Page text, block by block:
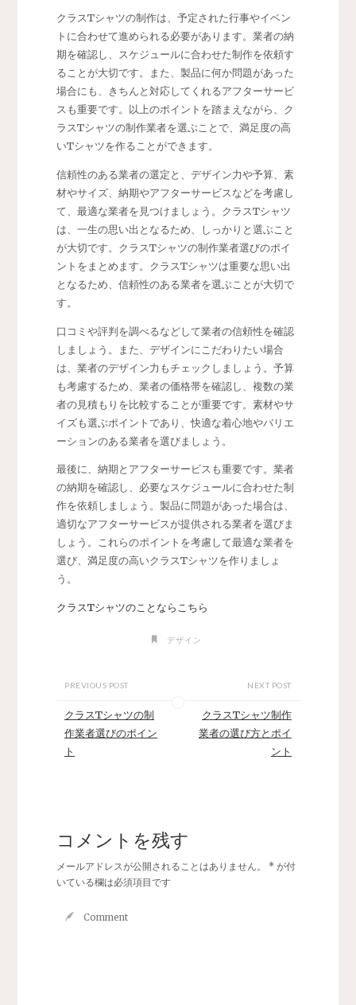
クラスTシャツの制作は、予定された行事やイベン
トに合わせて進められる必要があります。業者の納
期を確認し、スケジュールに合わせた制作を依頼す
ることが大切です。また、製品に何か問題があった
場合にも、きちんと対応してくれるアフターサービ
スも重要です。以上のポイントを踏まえながら、ク
ラスTシャツの制作業者を選ぶことで、満足度の高
いTシャツを作ることができます。
信頼性のある業者の選定と、デザイン力や予算、素
材やサイズ、納期やアフターサービスなどを考慮し
て、最適な業者を見つけましょう。クラスTシャツ
は、一生の思い出となるため、しっかりと選ぶこと
が大切です。クラスTシャツの制作業者選びのポイ
ントをまとめます。クラスTシャツは重要な思い出
となるため、信頼性のある業者を選ぶことが大切で
す。
口コミや評判を調べるなどして業者の信頼性を確認
しましょう。また、デザインにこだわりたい場合
は、業者のデザイン力もチェックしましょう。予算
も考慮するため、業者の価格帯を確認し、複数の業
者の見積もりを比較することが重要です。素材やサ
イズも選ぶポイントであり、快適な着心地やバリエ
ーションのある業者を選びましょう。
最後に、納期とアフターサービスも重要です。業者
の納期を確認し、必要なスケジュールに合わせた制
作を依頼しましょう。製品に問題があった場合は、
適切なアフターサービスが提供される業者を選びま
しょう。これらのポイントを考慮して最適な業者を
選び、満足度の高いクラスTシャツを作りましょ
う。
クラスTシャツのことならこちら
デザイン
PREVIOUS POST
クラスTシャツの制
作業者選びのポイン
ト
NEXT POST
クラスTシャツ制作
業者の選び方とポイ
ント
コメントを残す
メールアドレスが公開されることはありません。 *が付
いている欄は必須項目です